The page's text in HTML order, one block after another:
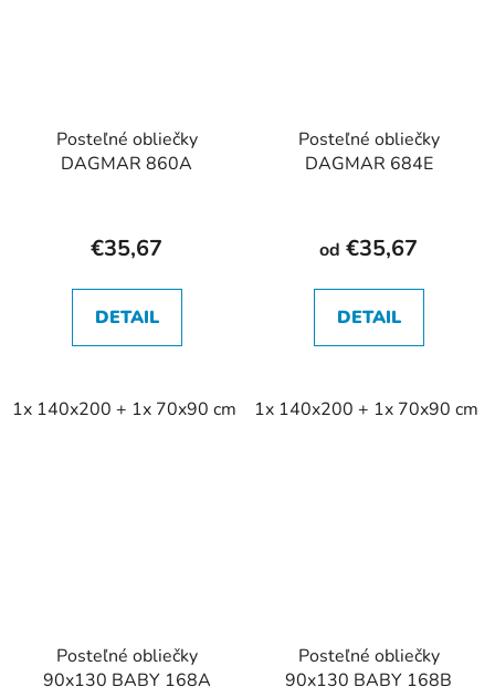
Posteľné obliečky
DAGMAR 860A
€35,67
DETAIL
1x 140x200 + 1x 70x90 cm
Posteľné obliečky
DAGMAR 684E
od €35,67
DETAIL
1x 140x200 + 1x 70x90 cm
Posteľné obliečky
90x130 BABY 168A
Posteľné obliečky
90x130 BABY 168B